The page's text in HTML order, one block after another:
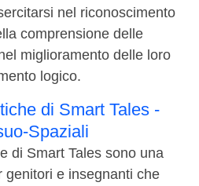
nel riconoscimento
comprensione delle
miglioramento delle loro
logico.
di Smart Tales -
Spaziali
di Smart Tales sono una
genitori e insegnanti che